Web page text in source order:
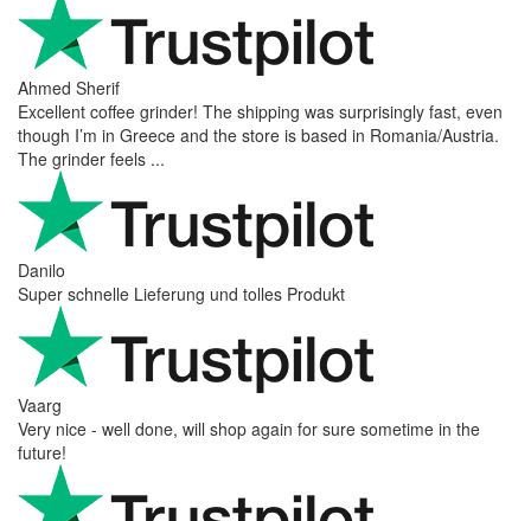
Ahmed Sherif
Excellent coffee grinder! The shipping was surprisingly fast, even
though I’m in Greece and the store is based in Romania/Austria.
The grinder feels ...
Danilo
Super schnelle Lieferung und tolles Produkt
Vaarg
Very nice - well done, will shop again for sure sometime in the
future!